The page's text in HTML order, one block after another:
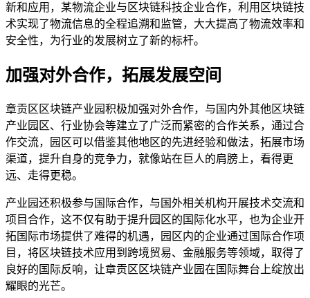
新和应用，某物流企业与区块链科技企业合作，利用区块链技
术实现了物流信息的全程追溯和监管，大大提高了物流效率和
安全性，为行业的发展树立了新的标杆。
加强对外合作，拓展发展空间
章贡区区块链产业园积极加强对外合作，与国内外其他区块链
产业园区、行业协会等建立了广泛而紧密的合作关系，通过合
作交流，园区可以借鉴其他地区的先进经验和做法，拓展市场
渠道，提升自身的竞争力，就像站在巨人的肩膀上，看得更
远、走得更稳。
产业园还积极参与国际合作，与国外相关机构开展技术交流和
项目合作，这不仅有助于提升园区的国际化水平，也为企业开
拓国际市场提供了难得的机遇，园区内的企业通过国际合作项
目，将区块链技术应用到跨境贸易、金融服务等领域，取得了
良好的国际反响，让章贡区区块链产业园在国际舞台上绽放出
耀眼的光芒。